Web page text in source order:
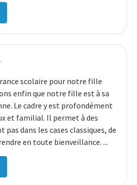
scolaire pour notre fille
enfin que notre fille est à sa
Le cadre y est profondément
et familial. Il permet à des
dans les cases classiques, de
en toute bienveillance. ...